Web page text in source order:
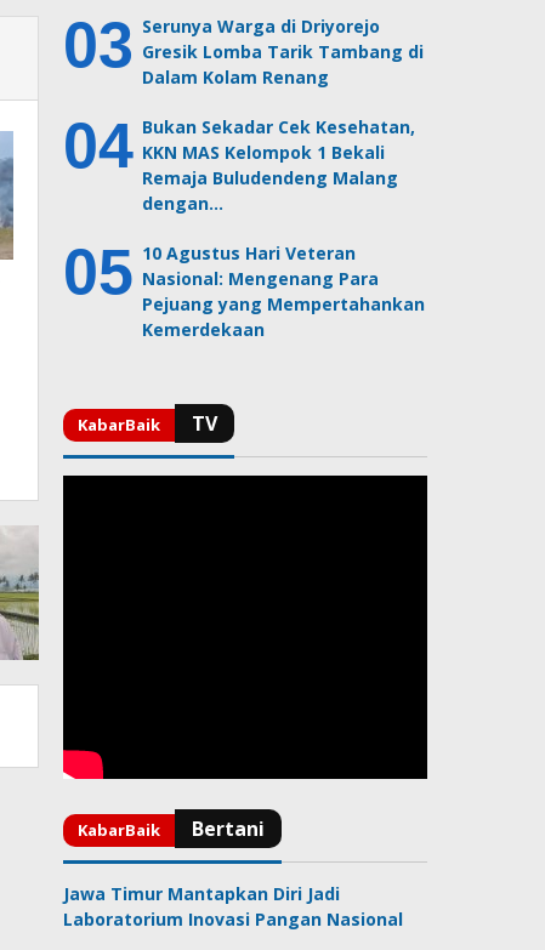
Serunya Warga di Driyorejo
Gresik Lomba Tarik Tambang di
Dalam Kolam Renang
Bukan Sekadar Cek Kesehatan,
KKN MAS Kelompok 1 Bekali
Remaja Buludendeng Malang
dengan…
10 Agustus Hari Veteran
Nasional: Mengenang Para
Pejuang yang Mempertahankan
Kemerdekaan
Jawa Timur Mantapkan Diri Jadi
Laboratorium Inovasi Pangan Nasional